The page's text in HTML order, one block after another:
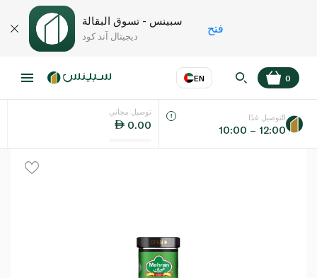
سبينس - تسوق البقالة
ديجيتال آند كود
فتح
EN
اللغة عر
0
توصيل مجاني
0.00
التوصيل غدًا
10:00 – 12:00